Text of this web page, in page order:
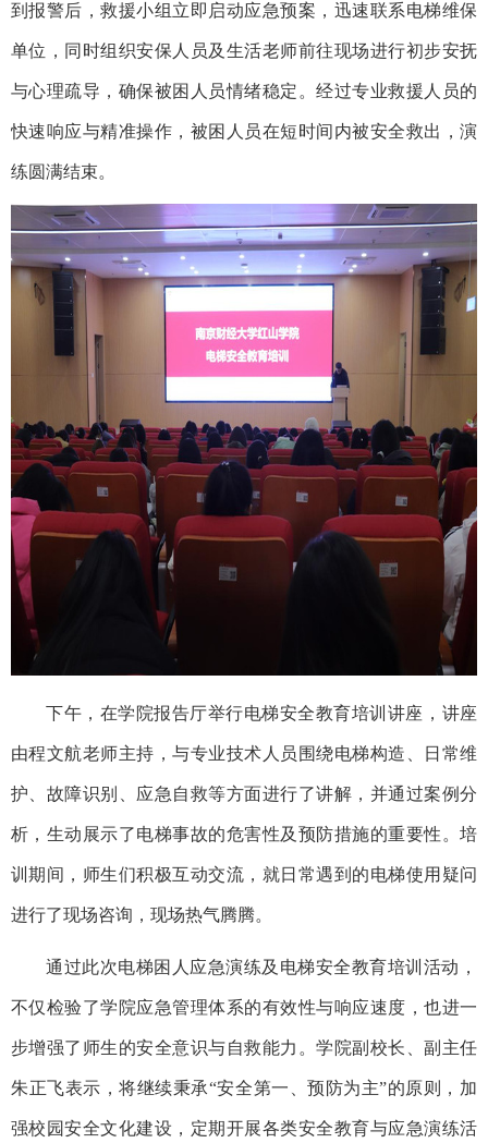
到报警后，救援小组 立即启动应急预案，迅速联系电梯维保
单位，同时组织安保人员及 生活老师前往现场进行初步安抚
与心理疏导，确保被困人员情绪稳定。经过专业救援人员的
快速响应与精准操作，被困人员在短时间内被安全救出，演
练圆满结束。
下午 ，在学院报告厅举行电梯安全教育培训讲座 ， 讲座
由程文航老师主持，与专业技术人员围绕电梯构造、日常维
护、故障识别、应急自救等方面进行了讲解，并通过案例分
析，生动展示了电梯事故的危害性及预防措施的重要性。培
训期间，师生们积极互动交流 ，就日常遇到的电梯使用疑问
进行了现场咨询，现场热气腾腾。
通过此次电梯困人应急演练及电梯安全教育培训 活动，
不仅检验了学院应急管理体系的有效性与响应速度，也进一
步增强了师生的安全意识与自救能力。学院副校长、副主任
朱正飞表示，将继续秉承“安全第一、预防为主”的原则，加
强校园安全文化建设，定期开展各类安全教育与应急演练活